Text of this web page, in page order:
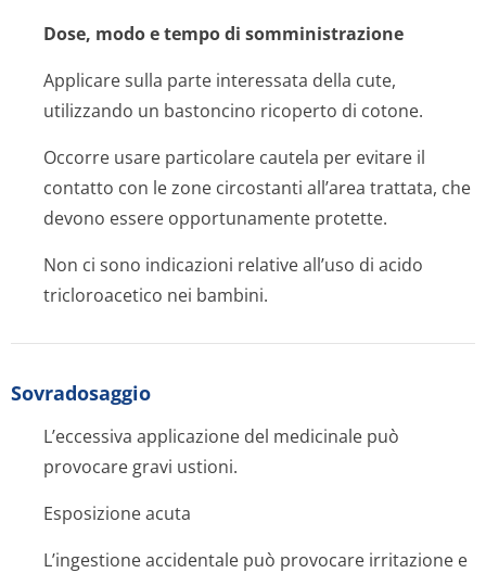
Dose, modo e tempo di somministrazione
Applicare sulla parte interessata della cute,
utilizzando un bastoncino ricoperto di cotone.
Occorre usare particolare cautela per evitare il
contatto con le zone circostanti all’area trattata, che
devono essere opportunamente protette.
Non ci sono indicazioni relative all’uso di acido
tricloroacetico nei bambini.
Sovradosaggio
L’eccessiva applicazione del medicinale può
provocare gravi ustioni.
Esposizione acuta
L’ingestione accidentale può provocare irritazione e